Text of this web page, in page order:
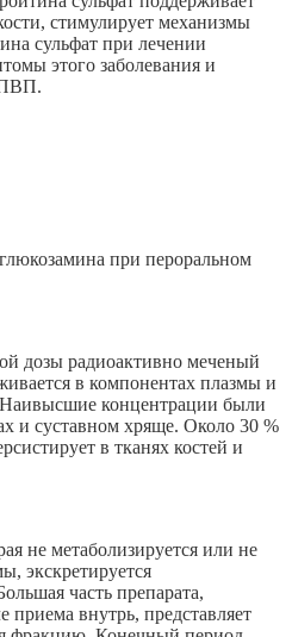
стимулирует механизмы
сульфат при лечении
этого заболевания и
при пероральном
дозы радиоактивно меченый
в компонентах плазмы и
концентрации были
и суставном хряще. Около 30 %
в тканях костей и
не метаболизируется или не
экскретируется
часть препарата,
приема внутрь, представляет